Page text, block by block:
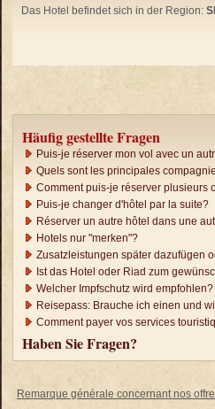
Das Hotel befindet sich in der Region:
Häufig gestellte Fragen
Puis-je réserver mon vol avec un
Quels sont les principales
Comment puis-je réserver plusieurs
Puis-je changer d'hôtel par la suite?
Réserver un autre hôtel dans une
Hotels nur "merken"?
Zusatzleistungen später dazufügen
Ist das Hotel oder Riad zum
Welcher Impfschutz wird empfohlen?
Reisepass: Brauche ich einen und
Comment payer vos services
Haben Sie Fragen?
Remarque générale concernant nos